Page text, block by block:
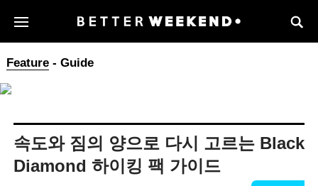
Feature- Guide
속도와 짐의 양으로 다시 고르는 Black
Diamond 하이킹 팩 가이드